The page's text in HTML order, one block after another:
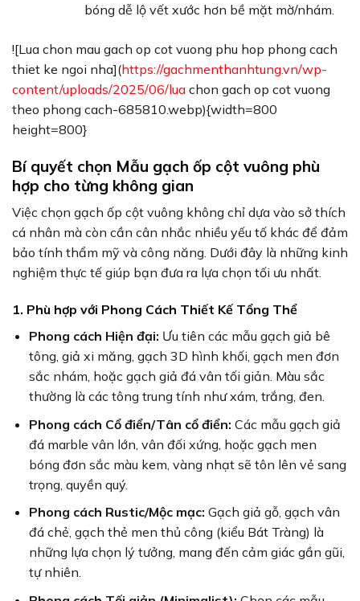
bóng dễ lộ vết xước hơn bề mặt mờ/nhám.
![Lua chon mau gach op cot vuong phu hop phong cach
thiet ke ngoi nha](https://gachmenthanhtung.vn/wp-
content/uploads/2025/06/lua chon gach op cot vuong
theo phong cach-685810.webp){width=800
height=800}
Bí quyết chọn Mẫu gạch ốp cột vuông phù
hợp cho từng không gian
Việc chọn gạch ốp cột vuông không chỉ dựa vào sở thích
cá nhân mà còn cần cân nhắc nhiều yếu tố khác để đảm
bảo tính thẩm mỹ và công năng. Dưới đây là những kinh
nghiệm thực tế giúp bạn đưa ra lựa chọn tối ưu nhất.
1. Phù hợp với Phong Cách Thiết Kế Tổng Thể
Phong cách Hiện đại: Ưu tiên các mẫu gạch giả bê
tông, giả xi măng, gạch 3D hình khối, gạch men đơn
sắc nhám, hoặc gạch giả đá vân tối giản. Màu sắc
thường là các tông trung tính như xám, trắng, đen.
Phong cách Cổ điển/Tân cổ điển: Các mẫu gạch giả
đá marble vân lớn, vân đối xứng, hoặc gạch men
bóng đơn sắc màu kem, vàng nhạt sẽ tôn lên vẻ sang
trọng, quyền quý.
Phong cách Rustic/Mộc mạc: Gạch giả gỗ, gạch vân
đá chẻ, gạch thẻ men thủ công (kiểu Bát Tràng) là
những lựa chọn lý tưởng, mang đến cảm giác gần gũi,
tự nhiên.